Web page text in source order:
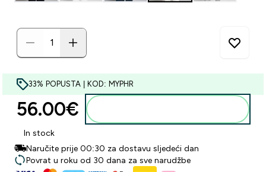
33% POPUSTA | KOD: MYPHR
56.00€‎
In stock
Naručite prije 00:30 za dostavu sljedeći dan
Povrat u roku od 30 dana za sve narudžbe